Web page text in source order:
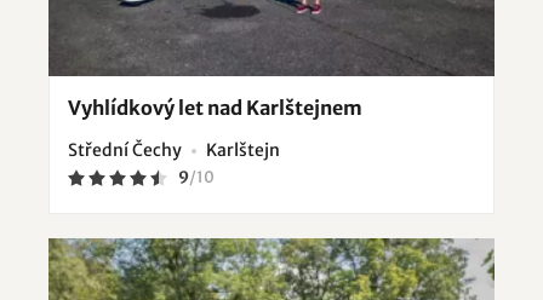
Vyhlídkový let nad Karlštejnem
Střední Čechy Karlštejn
9/10